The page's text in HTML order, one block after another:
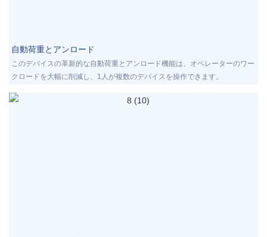
自動荷重とアンロード
このデバイスの革新的な自動荷重とアンロード機能は、オペレーターのワー
クロードを大幅に削減し、1人が複数のデバイスを操作できます。